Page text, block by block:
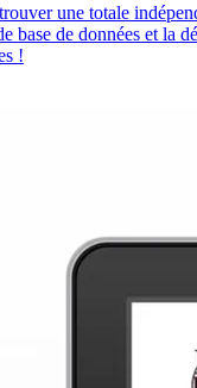
une totale
base de données et la
!